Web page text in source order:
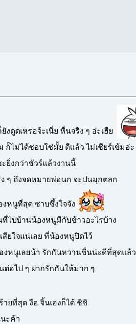
ดูดเหรอจ้ะเนี่ย หื่นจริง ๆ อ่ะเฮีย
ก็ไม่ได้ชอบใช่มั้ย ดีแล้ว ไม่เชียร์เข้มอ่ะ
ยิ่งกว่าชัวร์แล้วงานนี้
ๆ ถึงจดหมายพ่อนก จะปนมุกตลก
หนูที่สุด ซาบซึ้งใจจัง
ไปบ้านน้องหนูมีกับข้าวอะไรบ้าง
ยใจแน่เลย ที่น้องหนูปิดไว้
องหนูเลยน้า รักกันหวานชื่นน่ะดีที่สุดแล้ว
ต่อไป ๆ ฝากรักกันให้มาก ๆ
ายที่สุด งือ จิ้นเองก็ได้ ชิชิ
ะค้า